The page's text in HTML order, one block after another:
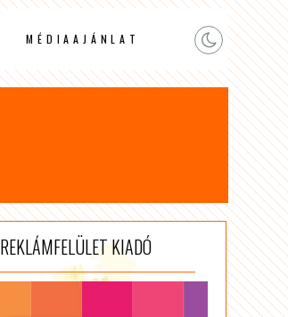
MÉDIAAJÁNLAT
REKLÁMFELÜLET KIADÓ